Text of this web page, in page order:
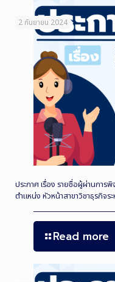
2 กันยายน 2024
ประกาศ เรื่อง รายชื่อผู้ผ่านกา
ตำแหน่ง หัวหน้าสาขาวิชาธุรกิจร
Read more